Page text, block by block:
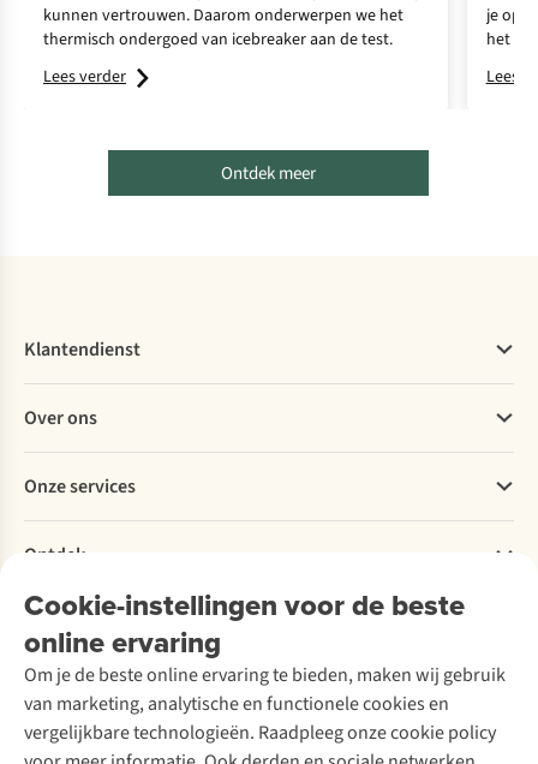
kunnen vertrouwen. Daarom onderwerpen we het
thermisch ondergoed van icebreaker aan de test.
Lees verder
je op
het
Lees
Ontdek meer
Cookie-instellingen voor de beste
online ervaring
Om je de beste online ervaring te bieden, maken wij gebruik
van marketing, analytische en functionele cookies en
vergelijkbare technologieën. Raadpleeg onze cookie policy
Klantendienst
Bestellen
Betalen
Levering
Retourneren
Bestelling herroepen
Garantie
Contact
Over ons
Explore More
Verantwoord ondernemen
Over Ayacucho
Onze winkels
Over A.S.Adventure
Toegankelijkheidsverklaring
Onze services
Ski-onderhoud
Wasservice
Schoenonderhoud
Schoenherstelling
Kledingherstelling
Retouches
Ontdek
A.S.Magazine
Podcast
Explore Academy
Explore Camp
Gear Check
Inspiratie & advies
Meld je aan voor de nieuwsbrief